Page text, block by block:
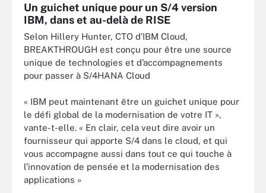
Un guichet unique pour un S/4 version
IBM, dans et au-delà de RISE
Selon Hillery Hunter, CTO d’IBM Cloud,
BREAKTHROUGH est conçu pour être une source
unique de technologies et d’accompagnements
pour passer à S/4HANA Cloud
« IBM peut maintenant être un guichet unique pour
le défi global de la modernisation de votre IT »,
vante-t-elle. « En clair, cela veut dire avoir un
fournisseur qui apporte S/4 dans le cloud, et qui
vous accompagne aussi dans tout ce qui touche à
l’innovation de pensée et la modernisation des
applications »